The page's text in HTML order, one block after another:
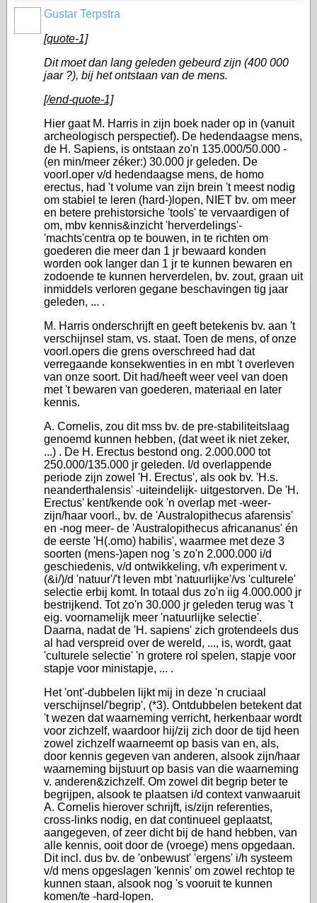
Gustar Terpstra
[quote-1]
Dit moet dan lang geleden gebeurd zijn (400 000
jaar ?), bij het ontstaan van de mens.
[/end-quote-1]
Hier gaat M. Harris in zijn boek nader op in (vanuit
archeologisch perspectief). De hedendaagse mens,
de H. Sapiens, is ontstaan zo'n 135.000/50.000 -
(en min/meer zéker:) 30.000 jr geleden. De
voorl.oper v/d hedendaagse mens, de homo
erectus, had 't volume van zijn brein 't meest nodig
om stabiel te leren (hard-)lopen, NIET bv. om meer
en betere prehistorsiche 'tools' te vervaardigen of
om, mbv kennis&inzicht 'herverdelings'-
'machts'centra op te bouwen, in te richten om
goederen die meer dan 1 jr bewaard konden
worden ook langer dan 1 jr te kunnen bewaren en
zodoende te kunnen herverdelen, bv. zout, graan uit
inmiddels verloren gegane beschavingen tig jaar
geleden, ... .
M. Harris onderschrijft en geeft betekenis bv. aan 't
verschijnsel stam, vs. staat. Toen de mens, of onze
voorl.opers die grens overschreed had dat
verregaande konsekwenties in en mbt 't overleven
van onze soort. Dit had/heeft weer veel van doen
met 't bewaren van goederen, materiaal en later
kennis.
A. Cornelis, zou dit mss bv. de pre-stabiliteitslaag
genoemd kunnen hebben, (dat weet ik niet zeker,
...) . De H. Erectus bestond ong. 2.000.000 tot
250.000/135.000 jr geleden. I/d overlappende
periode zijn zowel 'H. Erectus', als ook bv. 'H.s.
neanderthalensis' -uiteindelijk- uitgestorven. De 'H.
Erectus' kent/kende ook 'n overlap met -weer-
zijn/haar voorl., bv. de 'Australopithecus afarensis'
en -nog meer- de 'Australopithecus africananus' én
de eerste 'H(.omo) habilis', waarmee met deze 3
soorten (mens-)apen nog 's zo'n 2.000.000 i/d
geschiedenis, v/d ontwikkeling, v/h experiment v.
(&i/)/d 'natuur'/'t leven mbt 'natuurlijke'/vs 'culturele'
selectie erbij komt. In totaal dus zo'n iig 4.000.000 jr
bestrijkend. Tot zo'n 30.000 jr geleden terug was 't
eig. voornamelijk meer 'natuurlijke selectie'.
Daarna, nadat de 'H. sapiens' zich grotendeels dus
al had verspreid over de wereld, ..., is, wordt, gaat
'culturele selectie' 'n grotere rol spelen, stapje voor
stapje voor ministapje, ... .
Het 'ont'-dubbelen lijkt mij in deze 'n cruciaal
verschijnsel/'begrip', (*3). Ontdubbelen betekent dat
't wezen dat waarneming verricht, herkenbaar wordt
voor zichzelf, waardoor hij/zij zich door de tijd heen
zowel zichzelf waarneemt op basis van en, als,
door kennis gegeven van anderen, alsook zijn/haar
waarneming bijstuurt op basis van die waarneming
v. anderen&zichzelf. Om zowel dit begrip beter te
begrijpen, alsook te plaatsen i/d context vanwaaruit
A. Cornelis hierover schrijft, is/zijn referenties,
cross-links nodig, en dat continueel geplaatst,
aangegeven, of zeer dicht bij de hand hebben, van
alle kennis, ooit door de (vroege) mens opgedaan.
Dit incl. dus bv. de 'onbewust' 'ergens' i/h systeem
v/d mens opgeslagen 'kennis' om zowel rechtop te
kunnen staan, alsook nog 's vooruit te kunnen
komen/te -hard-lopen.